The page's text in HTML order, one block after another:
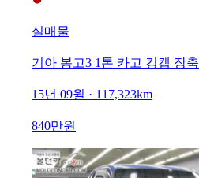
실매물
기아 봉고3 1톤 카고 킹캡 장축
15년 09월 · 117,323km
840만원